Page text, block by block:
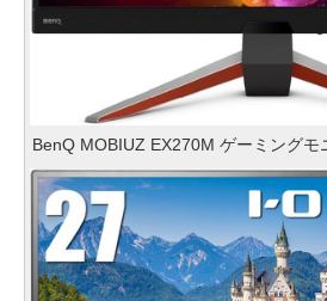
BenQ MOBIUZ EX270M ゲーミングモ